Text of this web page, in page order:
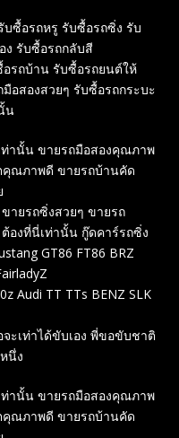
ซื้อรถหรู รับซื้อรถซิ่ง รับ
ง รับซื้อรถกลับสี
รถบ้าน รับซื้อรถยนต์ให้
อสองสวยๆ รับซื้อรถกระบะ
น
านั้น ขายรถมือสองคุณภาพ
ณภาพดี ขายรถบ้านคัด
ายรถซิ่งสวยๆ ขายรถ
องที่นี่เท่านั้น กู๊ดคาร์รถซิ่ง
GT86 FT86 BRZ
Audi TT TTs BENZ SLK
ะเท่าได้ขับเอง พี่ขอขับชาติ
นึ่ง
านั้น ขายรถมือสองคุณภาพ
ณภาพดี ขายรถบ้านคัด